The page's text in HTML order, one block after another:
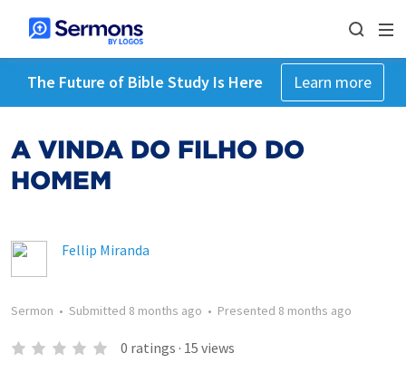
The Future of Bible Study Is Here Learn more
A VINDA DO FILHO DO
HOMEM
Fellip Miranda
Sermon • Submitted 8 months ago • Presented 8 months ago
0 ratings · 15 views